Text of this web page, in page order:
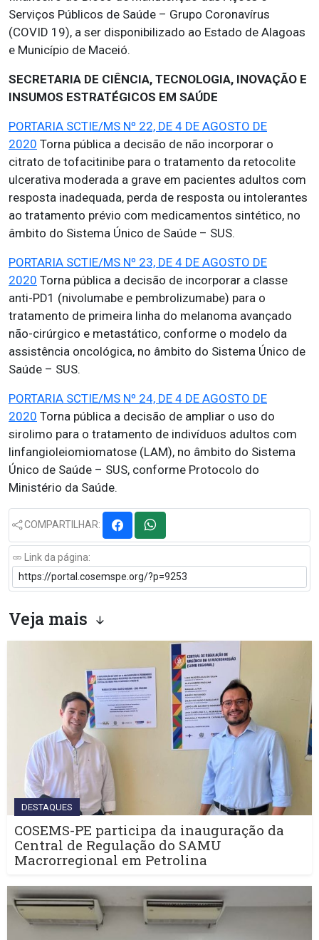
Serviços Públicos de Saúde – Grupo Coronavírus
(COVID 19), a ser disponibilizado ao Estado de Alagoas
e Município de Maceió.
SECRETARIA DE CIÊNCIA, TECNOLOGIA, INOVAÇÃO E
INSUMOS ESTRATÉGICOS EM SAÚDE
PORTARIA SCTIE/MS Nº 22, DE 4 DE AGOSTO DE
2020 Torna pública a decisão de não incorporar o
citrato de tofacitinibe para o tratamento da retocolite
ulcerativa moderada a grave em pacientes adultos com
resposta inadequada, perda de resposta ou intolerantes
ao tratamento prévio com medicamentos sintético, no
âmbito do Sistema Único de Saúde – SUS.
PORTARIA SCTIE/MS Nº 23, DE 4 DE AGOSTO DE
2020 Torna pública a decisão de incorporar a classe
anti-PD1 (nivolumabe e pembrolizumabe) para o
tratamento de primeira linha do melanoma avançado
não-cirúrgico e metastático, conforme o modelo da
assistência oncológica, no âmbito do Sistema Único de
Saúde – SUS.
PORTARIA SCTIE/MS Nº 24, DE 4 DE AGOSTO DE
2020 Torna pública a decisão de ampliar o uso do
sirolimo para o tratamento de indivíduos adultos com
linfangioleiomiomatose (LAM), no âmbito do Sistema
Único de Saúde – SUS, conforme Protocolo do
Ministério da Saúde.
COMPARTILHAR:
Link da página:
Veja mais
DESTAQUES
COSEMS-PE participa da inauguração da
Central de Regulação do SAMU
Macrorregional em Petrolina